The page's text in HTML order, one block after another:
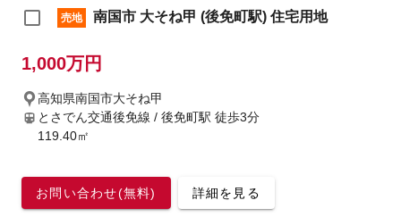
売地 南国市 大そね甲 (後免町駅) 住宅用地
1,000万円
高知県南国市大そね甲
とさでん交通後免線 / 後免町駅 徒歩3分
119.40㎡
お問い合わせ(無料) 詳細を見る